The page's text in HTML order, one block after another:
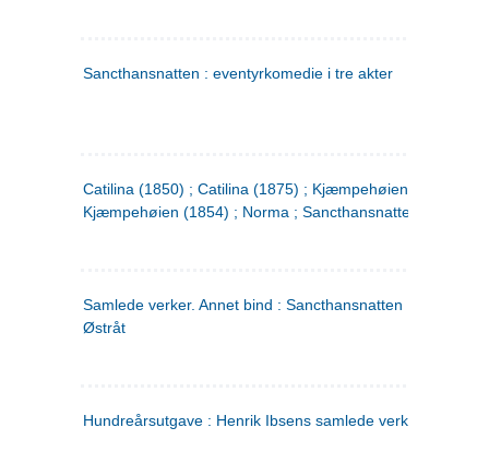
Sancthansnatten : eventyrkomedie i tre akter
Catilina (1850) ; Catilina (1875) ; Kjæmpehøien (1850) ;
Kjæmpehøien (1854) ; Norma ; Sancthansnatten
Samlede verker. Annet bind : Sancthansnatten ; Fru Inger
Østråt
Hundreårsutgave : Henrik Ibsens samlede verker. 2